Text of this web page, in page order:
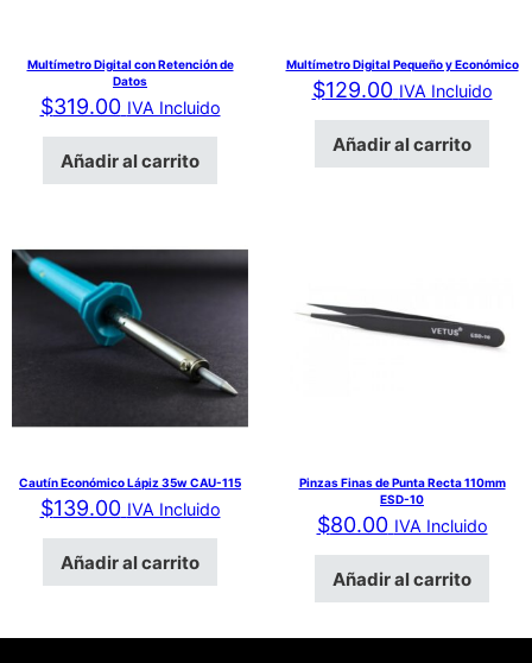
Multímetro Digital con Retención de
Datos
$319.00 IVA Incluido
Añadir al carrito
Multímetro Digital Pequeño y Económico
$129.00 IVA Incluido
Añadir al carrito
Cautín Económico Lápiz 35w CAU-115
$139.00 IVA Incluido
Añadir al carrito
Pinzas Finas de Punta Recta 110mm
ESD-10
$80.00 IVA Incluido
Añadir al carrito